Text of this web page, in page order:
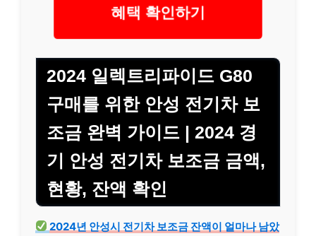
혜택 확인하기
2024 일렉트리파이드 G80
구매를 위한 안성 전기차 보
조금 완벽 가이드 | 2024 경
기 안성 전기차 보조금 금액,
현황, 잔액 확인
2024년 안성시 전기차 보조금 잔액이 얼마나 남았